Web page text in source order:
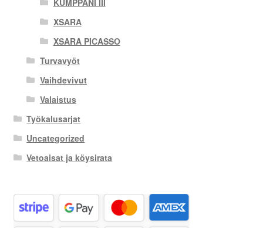
KUMPPANI III
XSARA
XSARA PICASSO
Turvavyöt
Vaihdevivut
Valaistus
Työkalusarjat
Uncategorized
Vetoaisat ja köysirata